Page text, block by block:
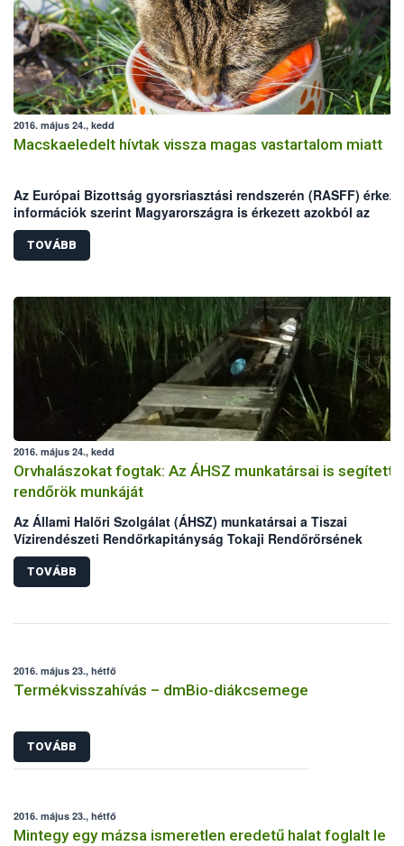
2016. május 24., kedd
Macskaeledelt hívtak vissza magas vastartalom miatt
Az Európai Bizottság gyorsriasztási rendszerén (RASFF)
információk szerint Magyarországra is érkezett azokból az
egyadagos macskaeledelekből, melyekben magas vastartalmat
mértek.
TOVÁBB
2016. május 24., kedd
Orvhalászokat fogtak: Az ÁHSZ munkatársai is
rendőrök munkáját
Az Állami Halőri Szolgálat (ÁHSZ) munkatársai a Tiszai
Vízirendészeti Rendőrkapitányság Tokaji Rendőrőrsének
kollégáival két nap alatt két orvhalász csapatra csaptak le a
Malom-Tisza holtágban.
TOVÁBB
2016. május 23., hétfő
Termékvisszahívás – dmBio-diákcsemege
TOVÁBB
2016. május 23., hétfő
Mintegy egy mázsa ismeretlen eredetű halat foglalt le